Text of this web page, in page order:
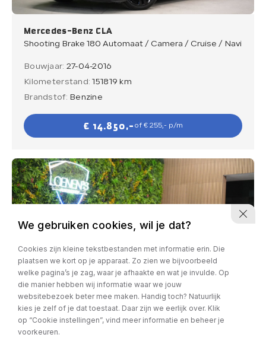
Mercedes-Benz CLA
Shooting Brake 180 Automaat / Camera / Cruise / Navi
Bouwjaar: 27-04-2016
Kilometerstand:151819 km
Brandstof: Benzine
€ 14.850,- of € 255,- p/m
Mercedes-Benz CLK
We gebruiken cookies, wil je dat?
Cookies zijn kleine tekstbestanden met informatie erin. Die
plaatsen we kort op je apparaat. Zo zien we bijvoorbeeld
welke pagina’s je zag, waar je afhaakte en wat je invulde. Op
die manier hebben wij informatie waar we jouw
websitebezoek beter mee maken. Handig toch? Natuurlijk
kies je zelf of je dat toestaat. Daar zijn we eerlijk over. Klik
op “Cookie instellingen”, vind meer informatie en beheer je
voorkeuren.